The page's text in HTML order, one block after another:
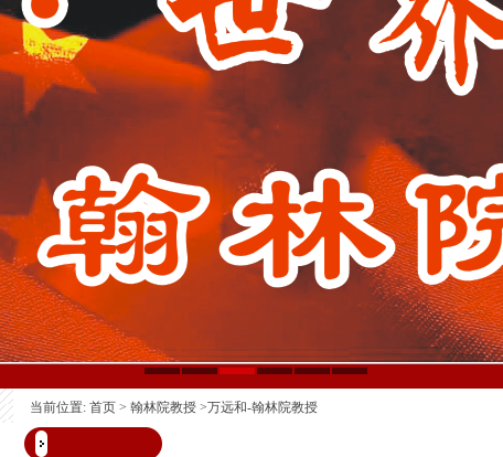
当前位置: 首页 > 翰林院教授 >万远和-翰林院教授